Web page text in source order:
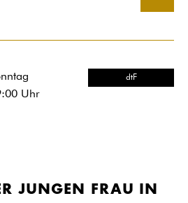
Uhr
dtF
JUNGEN FRAU IN